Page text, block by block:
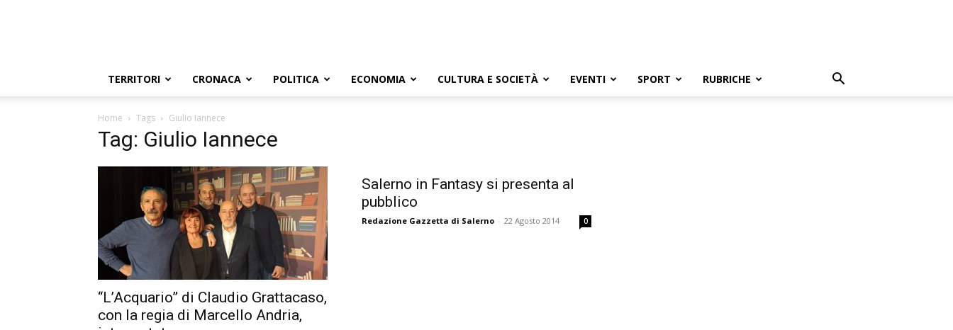
TERRITORI CRONACA POLITICA ECONOMIA CULTURA E SOCIETÀ EVENTI SPORT RUBRICHE
Home Tags Giulio Iannece
Tag: Giulio Iannece
“L’Acquario” di Claudio Grattacaso,
con la regia di Marcello Andria,
Salerno in Fantasy si presenta al
pubblico
Redazione Gazzetta di Salerno - 22 Agosto 2014 0